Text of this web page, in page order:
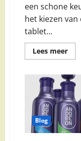
een schone
het kiezen
tablet...
Lees meerLees
meer
vs
Zijn
Het
Blog